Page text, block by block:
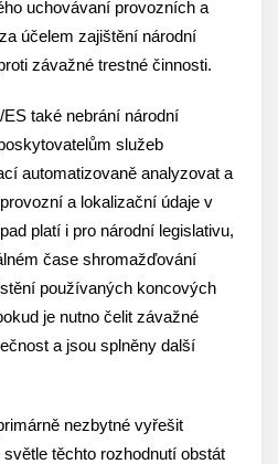
uchovávaní provozních a
účelem zajištění národní
závažné trestné činnosti.
také nebrání národní
služeb
automatizovaně analyzovat a
a lokalizační údaje v
platí i pro národní legislativu,
čase shromažďování
používaných koncových
je nutno čelit závažné
a jsou splněny další
nezbytné vyřešit
těchto rozhodnutí obstát